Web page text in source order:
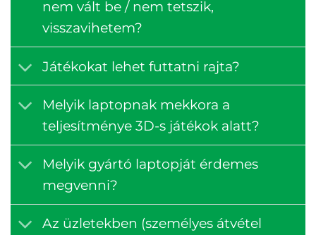
nem vált be / nem tetszik,
visszavihetem?
Játékokat lehet futtatni rajta?
Melyik laptopnak mekkora a
teljesítménye 3D-s játékok alatt?
Melyik gyártó laptopját érdemes
megvenni?
Az üzletekben (személyes átvétel